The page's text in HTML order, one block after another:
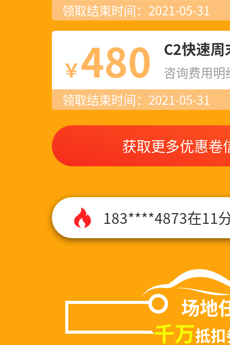
领取结束时间：2021-05-31
￥480 C2快速周
咨询费用明
领取结束时间：2021-05-31
获取更多优惠卷
173****7368在46
176****3809在35
185****2264在10
187****2665在46
130****1113在18
135****7745在19
场地
千万抵